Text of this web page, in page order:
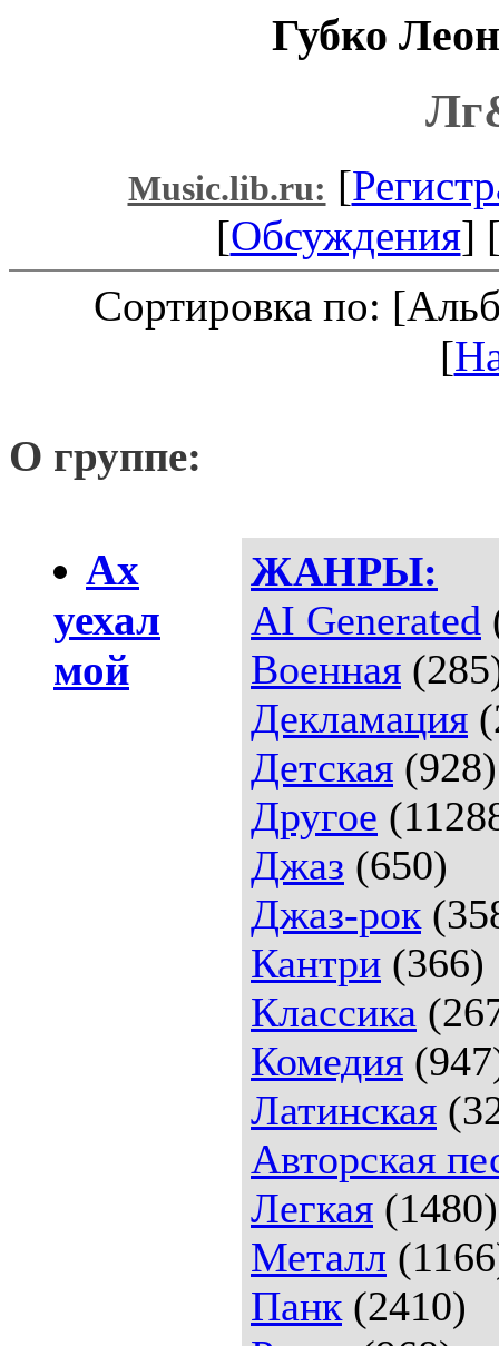
Губко
Music.lib.ru: [
[Обсуждения]
Сортировка по:
[
О группе:
ЖАНРЫ:
AI Generated
Военная
Декламация
Детская (928)
Другое
Джаз (650)
Джаз-рок
Кантри (366)
Классика
Комедия
Латинская
Авторская
Легкая (1480)
Металл
Панк (2410)
Ах
уехал
мой